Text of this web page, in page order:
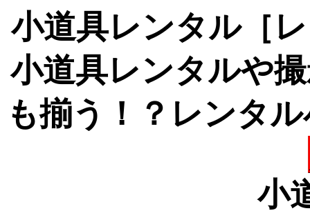
小道具レンタル［
小道具レンタルや
も揃う！？レンタ
小